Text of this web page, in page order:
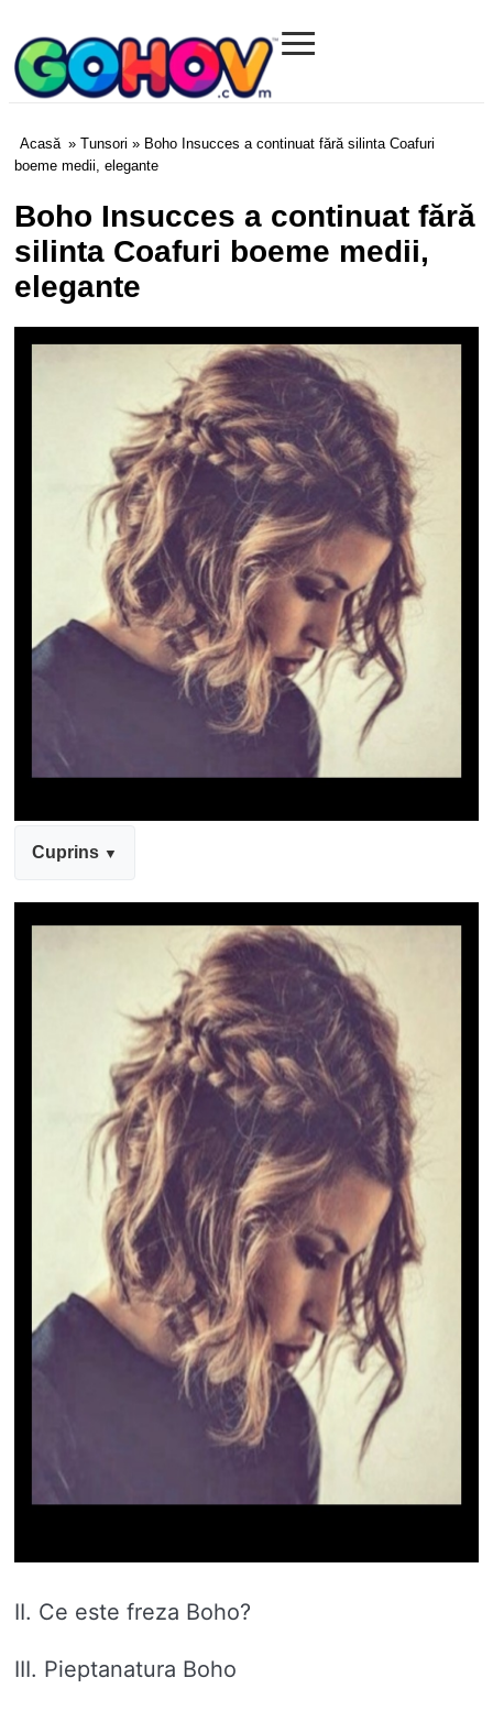
Gohov.com
≡
Acasă » Tunsori » Boho Insucces a continuat fără silinta Coafuri
boeme medii, elegante
Boho Insucces a continuat fără
silinta Coafuri boeme medii,
elegante
Cuprins
II. Ce este freza Boho?
III. Pieptanatura Boho